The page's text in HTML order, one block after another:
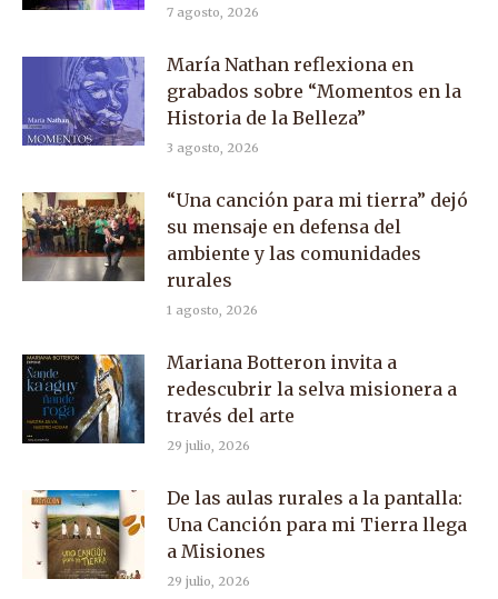
7 agosto, 2026
María Nathan reflexiona en
grabados sobre “Momentos en la
Historia de la Belleza”
3 agosto, 2026
“Una canción para mi tierra” dejó
su mensaje en defensa del
ambiente y las comunidades
rurales
1 agosto, 2026
Mariana Botteron invita a
redescubrir la selva misionera a
través del arte
29 julio, 2026
De las aulas rurales a la pantalla:
Una Canción para mi Tierra llega
a Misiones
29 julio, 2026